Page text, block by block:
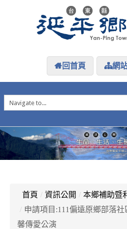
回首頁 網
延平介紹
防災專區
資訊公開
探索延平
首頁 / 資訊公開 / 本鄉補助暨
/ 申請項目:111偏遠原鄉部落
馨傳愛公演